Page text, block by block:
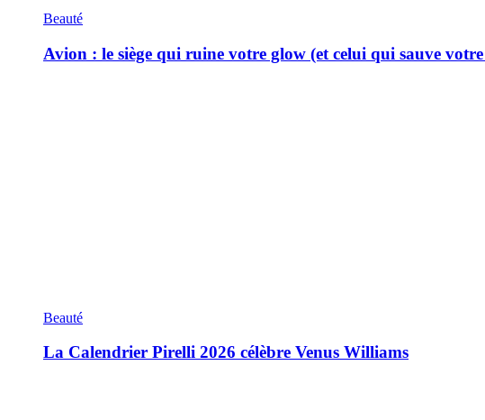
Beauté
Avion : le siège qui ruine votre glow (et celui qui sauve
Beauté
La Calendrier Pirelli 2026 célèbre Venus Williams